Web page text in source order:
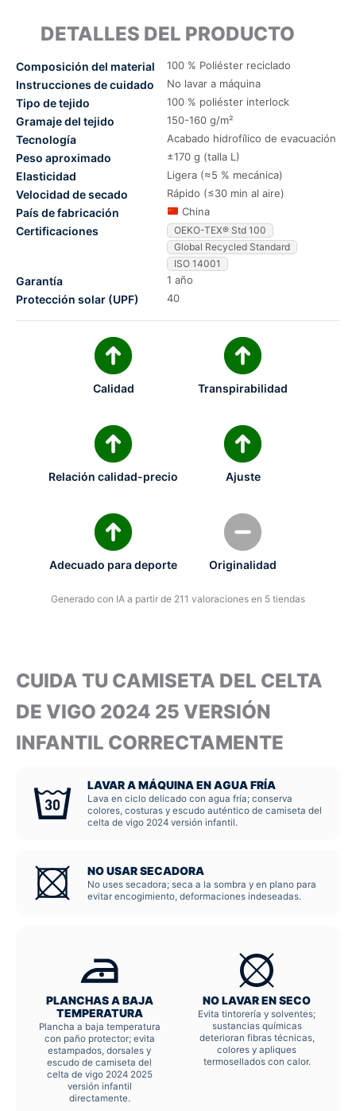
DETALLES DEL PRODUCTO
Composición del material 100 % Poliéster reciclado
Instrucciones de cuidado No lavar a máquina
Tipo de tejido 100 % poliéster interlock
Gramaje del tejido 150-160 g/m²
Tecnología Acabado hidrofílico de evacuación
Peso aproximado ±170 g (talla L)
Elasticidad Ligera (≈5 % mecánica)
Velocidad de secado Rápido (≤30 min al aire)
País de fabricación China
Certificaciones
OEKO-TEX® Std 100
Global Recycled Standard
ISO 14001
Garantía 1 año
Protección solar (UPF) 40
Calidad Transpirabilidad
Relación calidad-precio Ajuste
Adecuado para deporte Originalidad
Generado con IA a partir de 211 valoraciones en 5 tiendas
CUIDA TU CAMISETA DEL CELTA
DE VIGO 2024 25 VERSIÓN
INFANTIL CORRECTAMENTE
LAVAR A MÁQUINA EN AGUA FRÍA
Lava en ciclo delicado con agua fría; conserva
colores, costuras y escudo auténtico de camiseta del
celta de vigo 2024 versión infantil.
NO USAR SECADORA
No uses secadora; seca a la sombra y en plano para
evitar encogimiento, deformaciones indeseadas.
PLANCHAS A BAJA
TEMPERATURA
Plancha a baja temperatura
con paño protector; evita
estampados, dorsales y
escudo de camiseta del
celta de vigo 2024 2025
versión infantil
directamente.
NO LAVAR EN SECO
Evita tintorería y solventes;
sustancias químicas
deterioran fibras técnicas,
colores y apliques
termosellados con calor.